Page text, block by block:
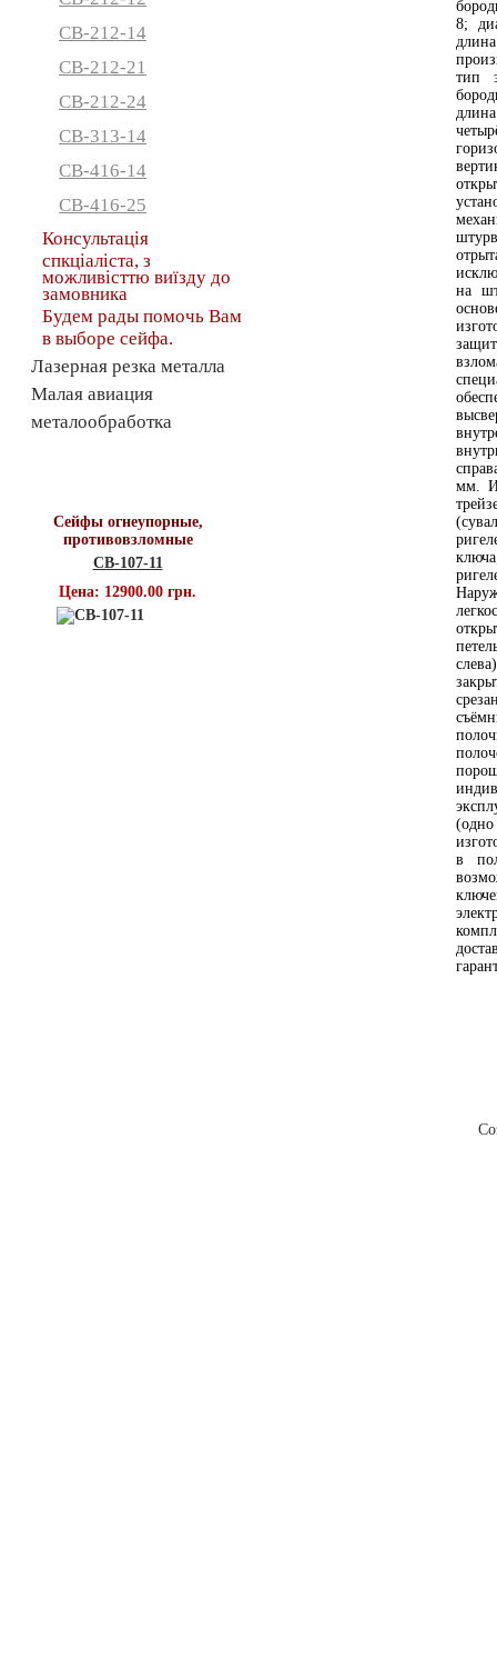
8;
тип
на
мм.
в
СВ-212-14
СВ-212-21
СВ-212-24
СВ-313-14
СВ-416-14
СВ-416-25
Консультація
спкціаліста, з
можливісттю виїзду до
замовника
Будем рады помочь Вам
в выборе сейфа.
Лазерная резка металла
Малая авиация
металообработка
Сейфы огнеупорные,
противовзломные
СВ-107-11
Цена: 12900.00 грн.